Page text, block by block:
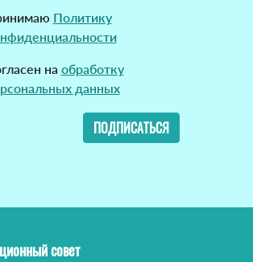
Политику
на обработку
данных
ПОДПИСАТЬСЯ
совет